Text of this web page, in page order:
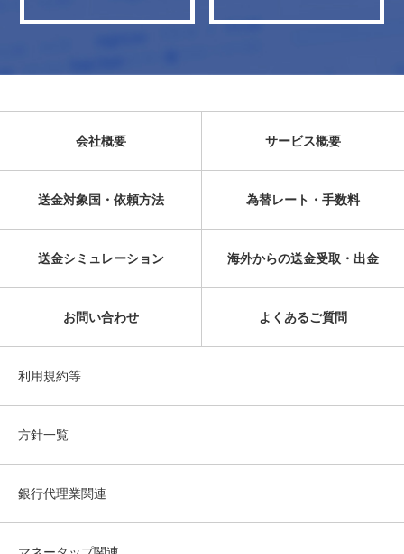
会社概要 サービス概要
送金対象国・依頼方法 為替レート・手数料
送金シミュレーション 海外からの送金受取・出金
お問い合わせ よくあるご質問
利用規約等
方針一覧
銀行代理業関連